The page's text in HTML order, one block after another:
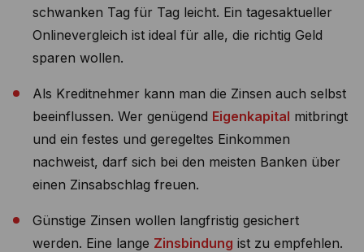
schwanken Tag für Tag leicht. Ein tagesaktueller
Onlinevergleich ist ideal für alle, die richtig Geld
sparen wollen.
Als Kreditnehmer kann man die Zinsen auch selbst
beeinflussen. Wer genügend Eigenkapital mitbringt
und ein festes und geregeltes Einkommen
nachweist, darf sich bei den meisten Banken über
einen Zinsabschlag freuen.
Günstige Zinsen wollen langfristig gesichert
werden. Eine lange Zinsbindung ist zu empfehlen.